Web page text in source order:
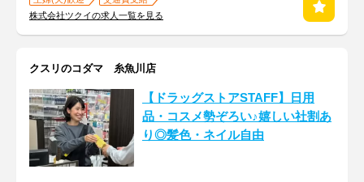
株式会社ツクイの求人一覧を見る
クスリのコダマ 糸魚川店
【ドラッグストアSTAFF】日用
品・コスメ勢ぞろい♪嬉しい社割あ
り◎髪色・ネイル自由